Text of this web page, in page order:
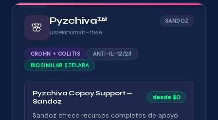
🌸 Pyzchiva™
ustekinumab-ttwe
SANDOZ
CROHN + COLITIS
ANTI-IL-12/23
BIOSIMILAR STELARA
Pyzchiva Copay Support —
Sandoz
desde $0
Sandoz ofrece recursos completos de apoyo